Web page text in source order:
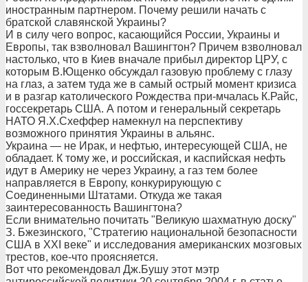
иностранным партнером. Почему решили начать с
братской славянской Украины?
И в силу чего вопрос, касающийся России, Украины и
Европы, так взволновал Вашингтон? Причем взволновал
настолько, что в Киев вначале прибыл директор ЦРУ, с
которым В.Ющенко обсуждал газовую проблему с глазу
на глаз, а затем туда же в самый острый момент кризиса
и в разгар католического Рождества при-мчалась К.Райс,
госсекретарь США. А потом и генеральный секретарь
НАТО Я.Х.Схеффер намекнул на перспективу
возможного принятия Украины в альянс.
Украина — не Ирак, и нефтью, интересующей США, не
обладает. К тому же, и российская, и каспийская нефть
идут в Америку не через Украину, а газ тем более
направляется в Европу, конкурирующую с
Соединенными Штатами. Откуда же такая
заинтересованность Вашингтона?
Если внимательно почитать "Великую шахматную доску"
З. Бжезинского, "Стратегию национальной безопасности
США в XXI веке" и исследования американских мозговых
трестов, кое-что проясняется.
Вот что рекомендовал Дж.Бушу этот мэтр